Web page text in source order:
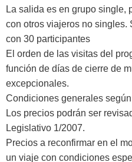
La salida es en grupo single,
con otros viajeros no singles.
con 30 participantes
El orden de las visitas del
función de días de cierre de
excepcionales.
Condiciones generales
Los precios podrán ser
Legislativo 1/2007.
Precios a reconfirmar en el
un viaje con condiciones